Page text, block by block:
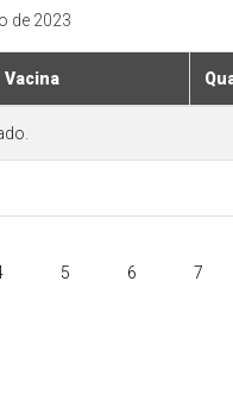
de 2023
Vacina
5 6 7